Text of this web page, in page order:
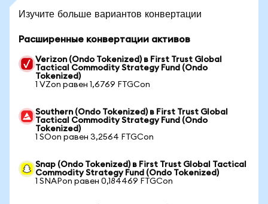
Изучите больше вариантов конвертации
Расширенные конвертации активов
Verizon (Ondo Tokenized) в First Trust Global
Tactical Commodity Strategy Fund (Ondo
Tokenized)
1 VZon равен 1,6769 FTGCon
Southern (Ondo Tokenized) в First Trust Global
Tactical Commodity Strategy Fund (Ondo
Tokenized)
1 SOon равен 3,2564 FTGCon
Snap (Ondo Tokenized) в First Trust Global Tactical
Commodity Strategy Fund (Ondo Tokenized)
1 SNAPon равен 0,184469 FTGCon